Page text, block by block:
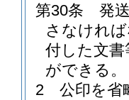
第30条
発
さなけれ
付した文
ができる。
2
公印を省